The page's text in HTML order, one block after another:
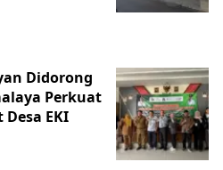
Didorong
Perkuat
EKI